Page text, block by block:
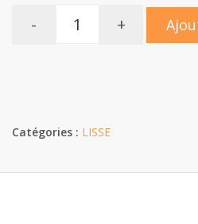
- +
Catégories : LISSE